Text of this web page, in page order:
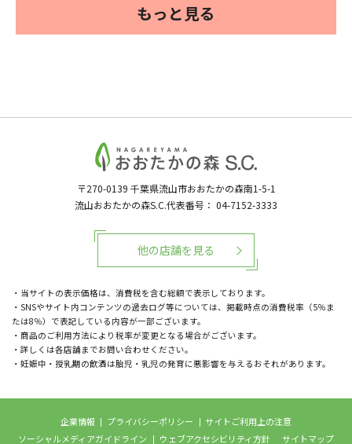
もっと見る
〒270-0139 千葉県流山市おおたかの森南1-5-1
流山おおたかの森S.C.代表番号： 04-7152-3333
・当サイトの表示価格は、消費税を含む総額で表示しております。
・SNSやサイト内コンテンツの過去ログ等については、掲載時点の消費税率（5％ま
たは8％）で表記している内容が一部ございます。
・商品のご利用方法により税率が変更となる場合がございます。
・詳しくは各店舗までお問い合わせください。
・妊娠中・授乳期の飲酒は胎児・乳児の発育に悪影響を与えるおそれがあります。
他の店舗を見る
企業情報 プライバシーポリシー
サイトご利用上の注意
ソーシャルメディアガイドライン
ウェブアクセシビリティ方針 サイトマップ